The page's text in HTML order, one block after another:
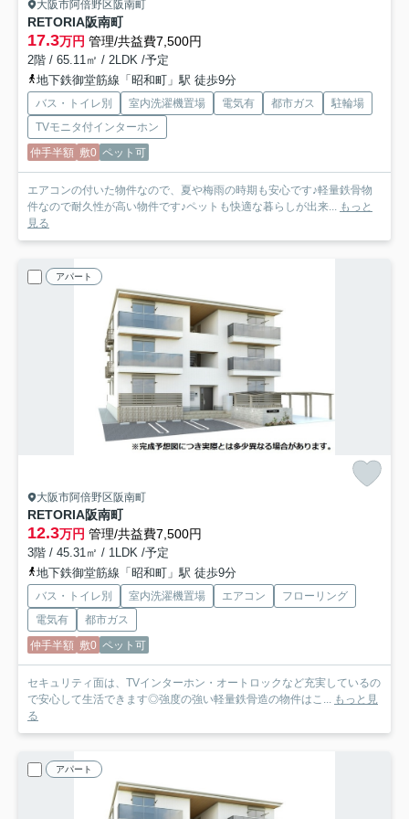
大阪市阿倍野区阪南町
RETORIA阪南町
17.3万円 管理/共益費7,500円
2階 / 65.11㎡ / 2LDK /予定
地下鉄御堂筋線「昭和町」駅 徒歩9分
バス・トイレ別 室内洗濯機置場 電気有 都市ガス
駐輪場
TVモニタ付インターホン
仲手半額 敷0 ペット可
エアコンの付いた物件なので、夏や梅雨の時期も安心です♪軽量鉄骨物
件なので耐久性が高い物件です♪ペットも快適な暮らしが出来...
もっと
見る
アパート
大阪市阿倍野区阪南町
RETORIA阪南町
12.3万円 管理/共益費7,500円
3階 / 45.31㎡ / 1LDK /予定
地下鉄御堂筋線「昭和町」駅 徒歩9分
バス・トイレ別 室内洗濯機置場 エアコン
フローリング
電気有
都市ガス
仲手半額 敷0 ペット可
セキュリティ面は、TVインターホン・オートロックなど充実しているの
で安心して生活できます◎強度の強い軽量鉄骨造の物件はこ...
もっと見
る
アパート